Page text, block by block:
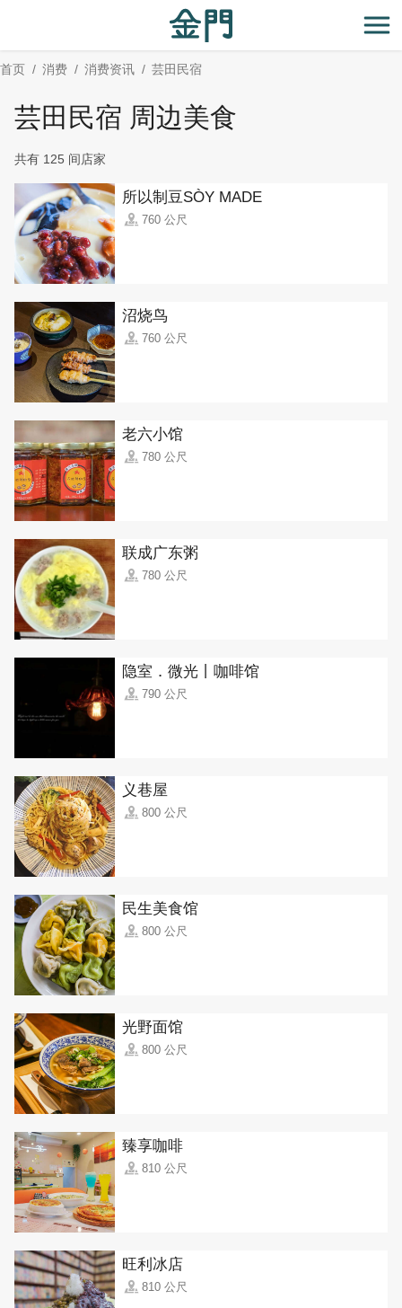
主
要
开
首页 消费 消费资讯 芸田民宿
芸田民宿 周边美食
共有 125 间店家
所以制豆SÒY MADE
760 公尺
沼烧鸟
760 公尺
老六小馆
780 公尺
联成广东粥
780 公尺
隐室．微光丨咖啡馆
790 公尺
义巷屋
800 公尺
民生美食馆
800 公尺
光野面馆
800 公尺
臻享咖啡
810 公尺
旺利冰店
810 公尺